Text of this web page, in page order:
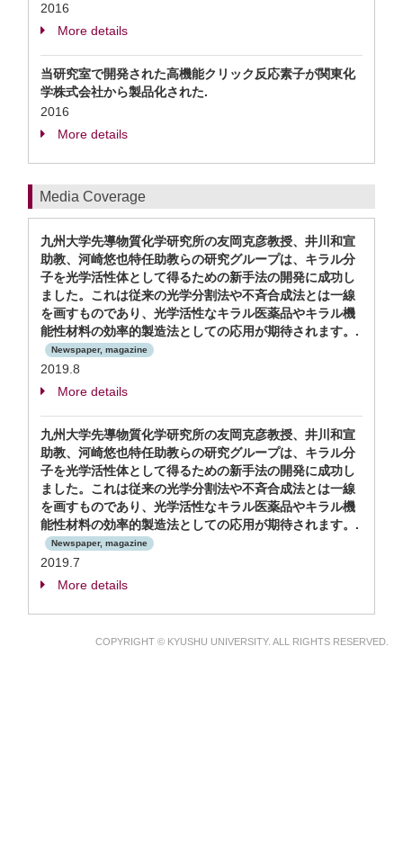
2016
More details
当研究室で開発された高機能クリック反応素子が関東化
学株式会社から製品化された.
2016
More details
Media Coverage
九州大学先導物質化学研究所の友岡克彦教授、井川和宣
助教、河崎悠也特任助教らの研究グループは、キラル分
子を光学活性体として得るための新手法の開発に成功し
ました。これは従来の光学分割法や不斉合成法とは一線
を画すものであり、光学活性なキラル医薬品やキラル機
能性材料の効率的製造法としての応用が期待されます。.
Newspaper, magazine
2019.8
More details
九州大学先導物質化学研究所の友岡克彦教授、井川和宣
助教、河崎悠也特任助教らの研究グループは、キラル分
子を光学活性体として得るための新手法の開発に成功し
ました。これは従来の光学分割法や不斉合成法とは一線
を画すものであり、光学活性なキラル医薬品やキラル機
能性材料の効率的製造法としての応用が期待されます。.
Newspaper, magazine
2019.7
More details
COPYRIGHT © KYUSHU UNIVERSITY. ALL RIGHTS RESERVED.